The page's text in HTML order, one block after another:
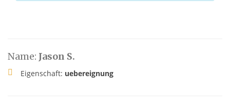
Name: Jason S.
Eigenschaft: uebereignung